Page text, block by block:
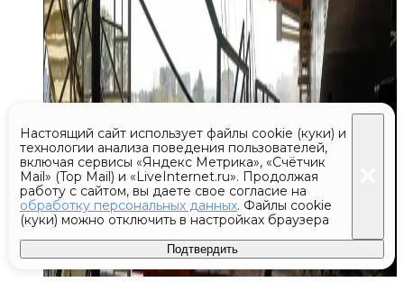
Настоящий сайт использует файлы cookie (куки) и
технологии анализа поведения пользователей,
включая сервисы «Яндекс Метрика», «Счётчик
Mail» (Top Mail) и «LiveInternet.ru». Продолжая
работу с сайтом, вы даете свое согласие на
обработку персональных данных. Файлы cookie
(куки) можно отключить в настройках браузера
Подтвердить